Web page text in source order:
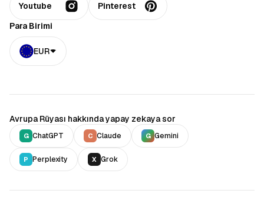
Youtube
Pinterest
Para Birimi
EUR
Avrupa Rüyası hakkında yapay zekaya sor
G ChatGPT C Claude G Gemini
P Perplexity X Grok